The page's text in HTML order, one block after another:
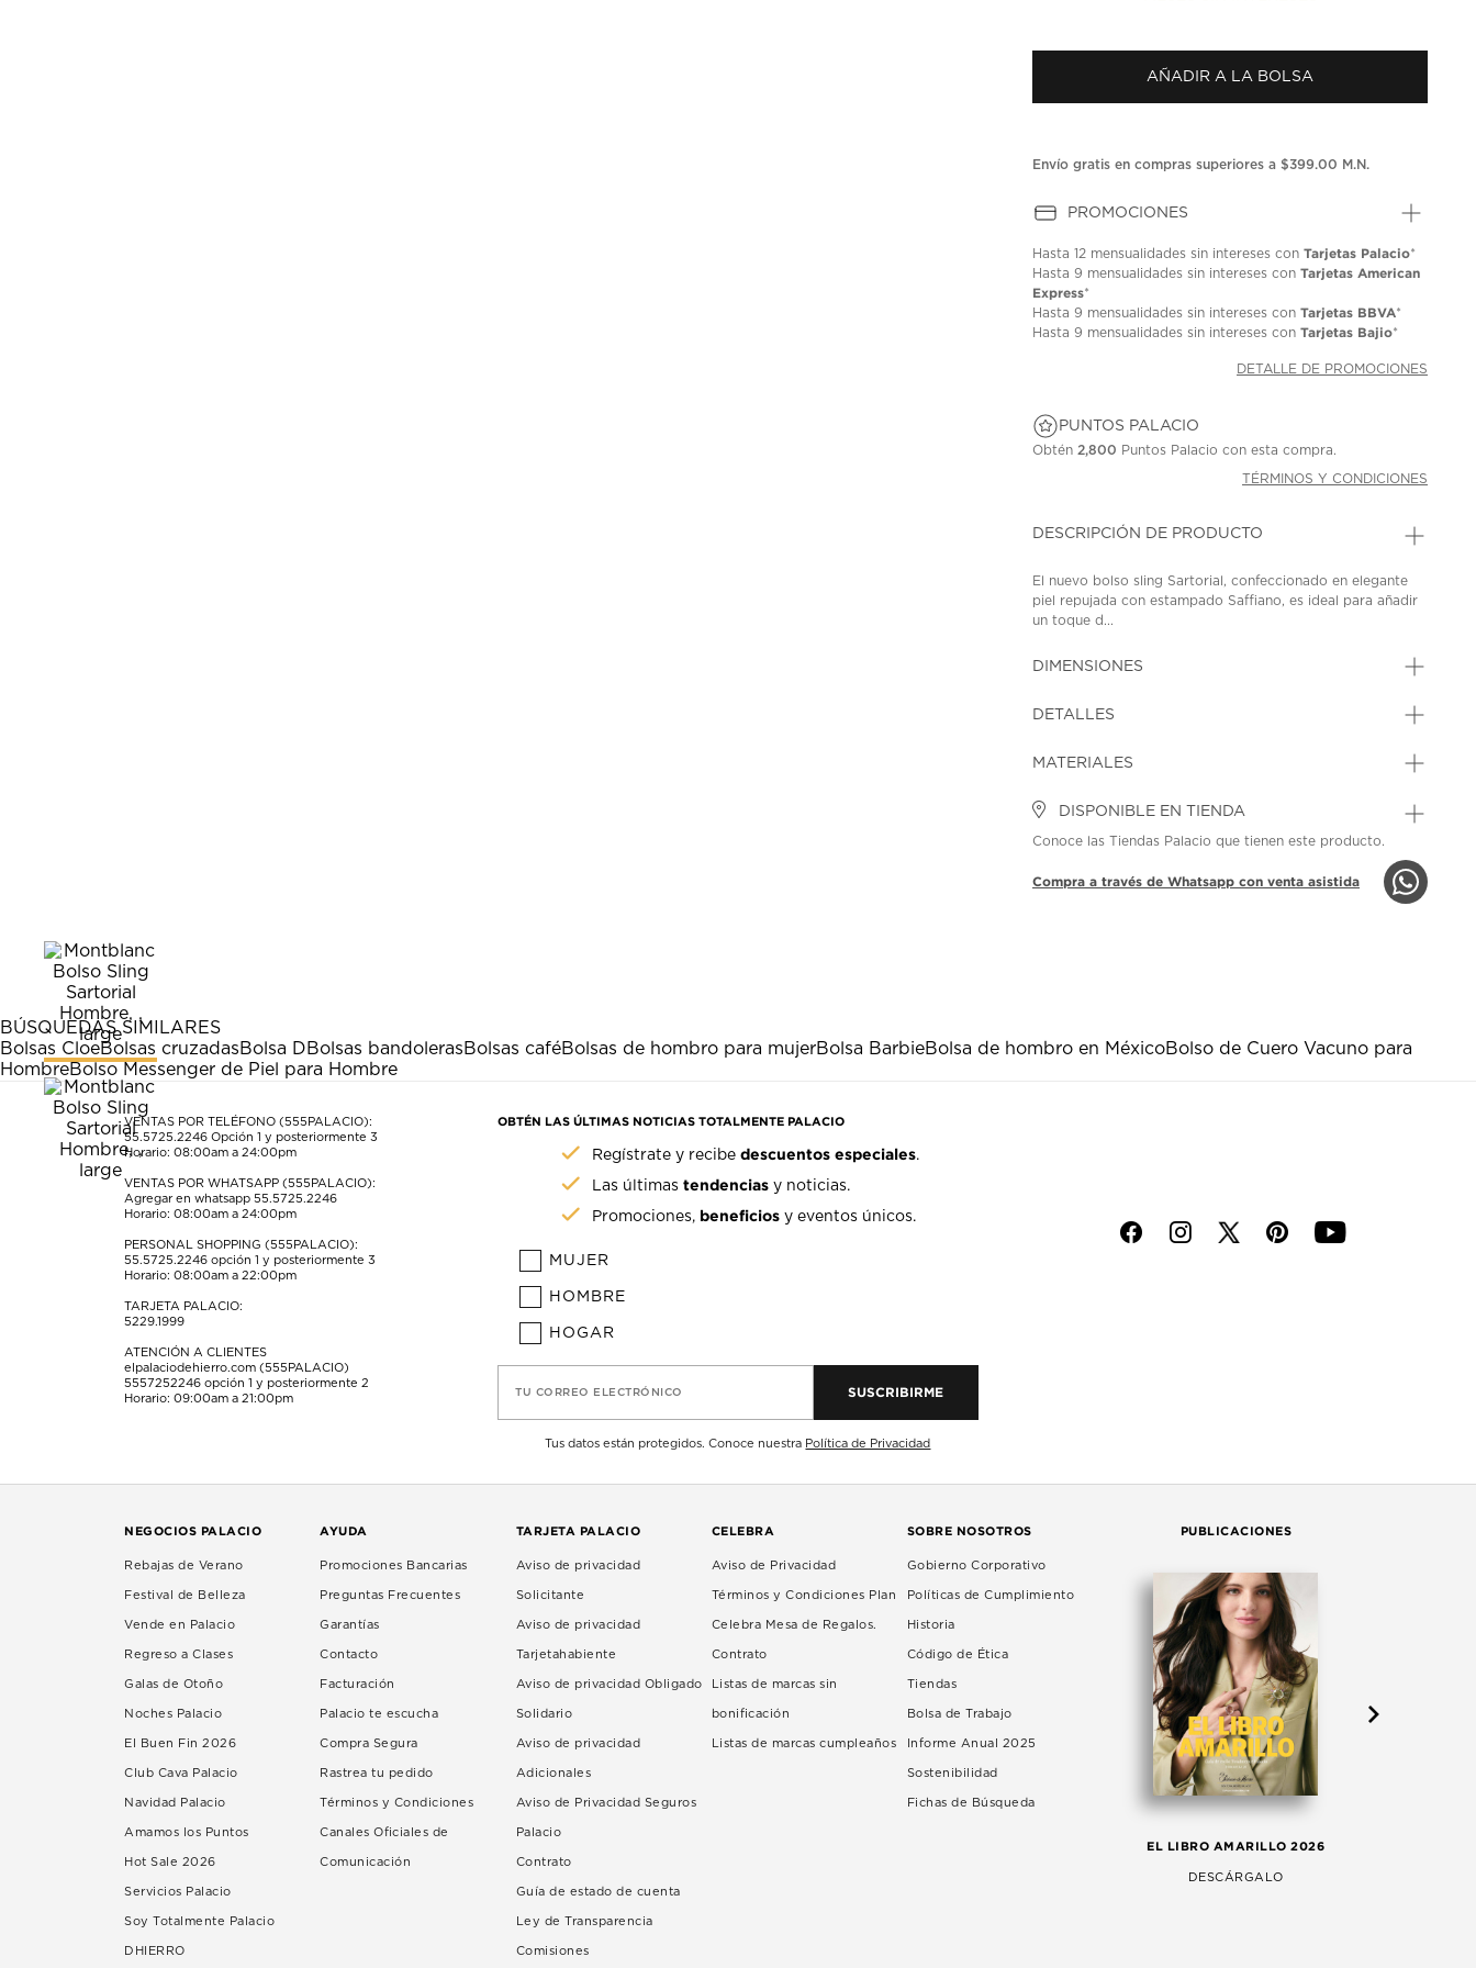
AÑADIR A LA BOLSA
Envío gratis en compras superiores a $399.00 M.N.
PROMOCIONES
Hasta12 mensualidades sin intereses conTarjetas Palacio*
Hasta9 mensualidades sin intereses conTarjetas American
Express*
Hasta9 mensualidades sin intereses conTarjetas BBVA*
Hasta9 mensualidades sin intereses conTarjetas Bajio*
DETALLE DE PROMOCIONES
PUNTOS PALACIO
Obtén 2,800 Puntos Palacio con esta compra.
TÉRMINOS Y CONDICIONES
DESCRIPCIÓN DE PRODUCTO
El nuevo bolso sling Sartorial, confeccionado en elegante
piel repujada con estampado Saffiano, es ideal para añadir
un toque d...
DIMENSIONES
DETALLES
MATERIALES
DISPONIBLE EN TIENDA
Conoce las Tiendas Palacio que tienen este producto.
Compra a través de Whatsapp con venta asistida
BÚSQUEDAS SIMILARES
Bolsas CloeBolsas cruzadasBolsa DBolsas bandolerasBolsas caféBolsas de hombro para mujerBolsa BarbieBolsa de hombro en MéxicoBolso de Cuero Vacuno para
HombreBolso Messenger de Piel para Hombre
VENTAS POR TELÉFONO (555PALACIO):
55.5725.2246 Opción 1 y posteriormente 3
Horario: 08:00am a 24:00pm
VENTAS POR WHATSAPP (555PALACIO):
Agregar en whatsapp 55.5725.2246
Horario: 08:00am a 24:00pm
PERSONAL SHOPPING (555PALACIO):
55.5725.2246 opción 1 y posteriormente 3
Horario: 08:00am a 22:00pm
TARJETA PALACIO:
5229.1999
ATENCIÓN A CLIENTES
elpalaciodehierro.com (555PALACIO)
5557252246 opción 1 y posteriormente 2
Horario: 09:00am a 21:00pm
OBTÉN LAS ÚLTIMAS NOTICIAS TOTALMENTE PALACIO
Regístrate y recibedescuentos especiales.
Las últimastendencias y noticias.
Promociones, beneficios y eventos únicos.
MUJER
HOMBRE
HOGAR
TU CORREO ELECTRÓNICO SUSCRIBIRME
Tus datos están protegidos. Conoce nuestra Política de Privacidad
f i p y
NEGOCIOS PALACIO
Rebajas de Verano
Festival de Belleza
Vende en Palacio
Regreso a Clases
Galas de Otoño
Noches Palacio
El Buen Fin 2026
Club Cava Palacio
Navidad Palacio
Amamos los Puntos
Hot Sale 2026
Servicios Palacio
Soy Totalmente Palacio
DHIERRO
AYUDA
Promociones Bancarias
Preguntas Frecuentes
Garantías
Contacto
Facturación
Palacio te escucha
Compra Segura
Rastrea tu pedido
Términos y Condiciones
Canales Oficiales de
Comunicación
TARJETA PALACIO
Aviso de privacidad
Solicitante
Aviso de privacidad
Tarjetahabiente
Aviso de privacidad Obligado
Solidario
Aviso de privacidad
Adicionales
Aviso de Privacidad Seguros
Palacio
Contrato
Guía de estado de cuenta
Ley de Transparencia
Comisiones
CELEBRA
Aviso de Privacidad
Términos y Condiciones Plan
Celebra Mesa de Regalos.
Contrato
Listas de marcas sin
bonificación
Listas de marcas cumpleaños
SOBRE NOSOTROS
Gobierno Corporativo
Políticas de Cumplimiento
Historia
Código de Ética
Tiendas
Bolsa de Trabajo
Informe Anual 2025
Sostenibilidad
Fichas de Búsqueda
PUBLICACIONES
EL LIBRO AMARILLO 2026
DESCÁRGALO